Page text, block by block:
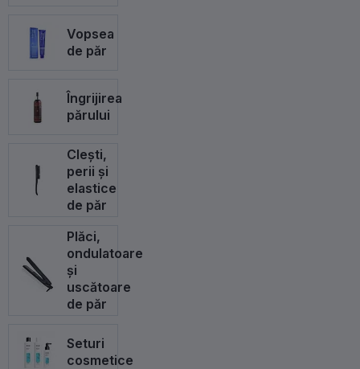
Vopsea
de păr
Îngrijirea
părului
Clești,
perii și
elastice
de păr
Plăci,
ondulatoare
și
uscătoare
de păr
Seturi
cosmetice